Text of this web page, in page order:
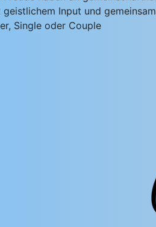
Input und
Single oder Couple